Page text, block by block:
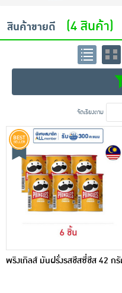
เครื่องปรุงรสและของแห้ง
ขนมขบเคี้ยว และช็อคโกแลต
อาหารสด ผัก ผลไม้และเบเกอรี่
สินค้าขายดี (4 สินค้า)
จัดเรียงตาม
พริงเกิลส์ มันฝรั่งรสชีสซี่ชีส 42 ก